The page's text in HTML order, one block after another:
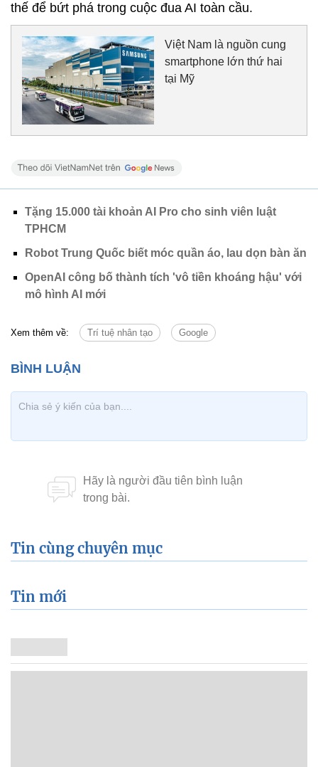
thế để bứt phá trong cuộc đua AI toàn cầu.
Việt Nam là nguồn cung
smartphone lớn thứ hai
tại Mỹ
Tặng 15.000 tài khoản AI Pro cho sinh viên luật
TPHCM
Robot Trung Quốc biết móc quần áo, lau dọn bàn ăn
OpenAI công bố thành tích 'vô tiền khoáng hậu' với
mô hình AI mới
Xem thêm về: Trí tuệ nhân tạo Google
Tin cùng chuyên mục
Tin mới